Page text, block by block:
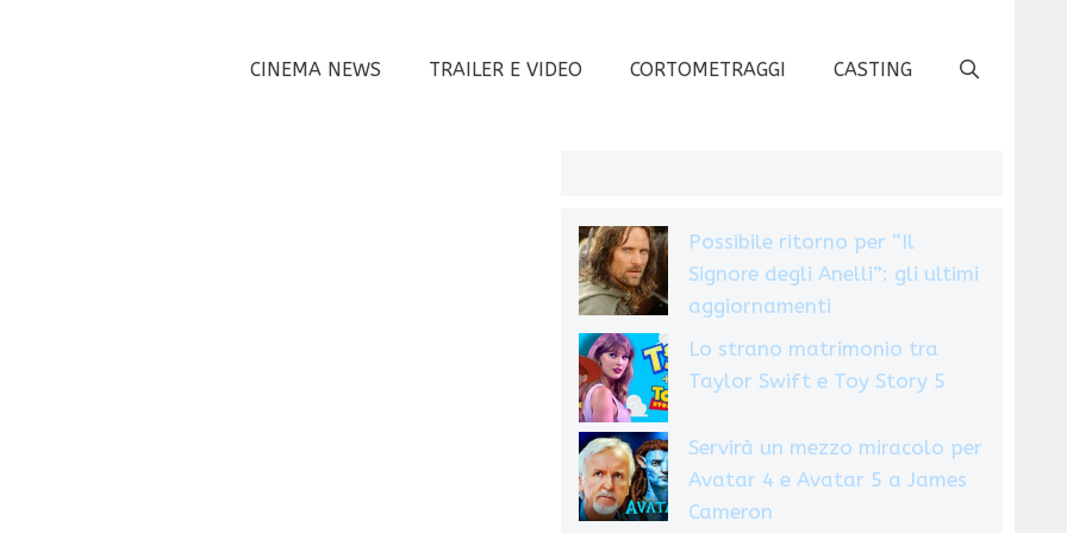
CINEMA NEWS TRAILER E VIDEO CORTOMETRAGGI CASTING
Possibile ritorno per “Il
Signore degli Anelli”: gli ultimi
aggiornamenti
Lo strano matrimonio tra
Taylor Swift e Toy Story 5
Servirà un mezzo miracolo per
Avatar 4 e Avatar 5 a James
Cameron